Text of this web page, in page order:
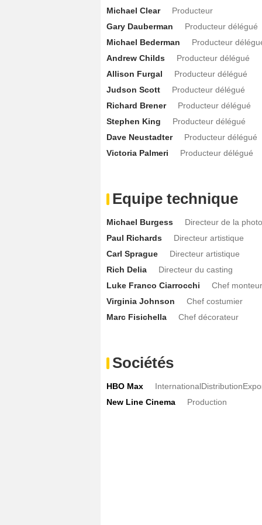
Michael Clear
Producteur
Gary Dauberman
Producteur délégué
Michael Bederman
Producteur
Andrew Childs
Producteur délégué
Allison Furgal
Producteur délégué
Judson Scott
Producteur délégué
Richard Brener
Producteur délégué
Stephen King
Producteur délégué
Dave Neustadter
Producteur délégué
Victoria Palmeri
Producteur délégué
Equipe technique
Michael Burgess
Directeur de la
Paul Richards
Directeur artistique
Carl Sprague
Directeur artistique
Rich Delia
Directeur du casting
Luke Franco Ciarrocchi
Chef monteur
Virginia Johnson
Chef costumier
Marc Fisichella
Chef décorateur
Sociétés
HBO Max
New Line Cinema
Production